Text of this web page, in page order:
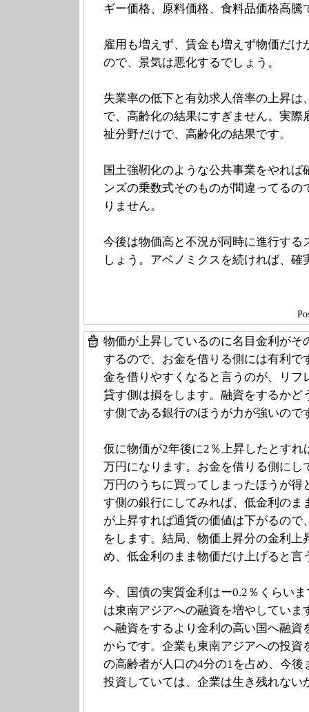
ギー価格、原料価格、食料品価格高騰
雇用も増えず、賃金も増えず物価だ
ので、景気は悪化するでしょう。
失業率の低下と有効求人倍率の上昇は
で、高齢化の結果にすぎません。実際
祉分野だけで、高齢化の結果です。
国土強靭化のような公共事業をやれ
ンズの乗数式そのものが間違ってる
りません。
今後は物価高と不況が同時に進行する
しょう。アベノミクスを続ければ、確
物価が上昇しているのに名目金利がそ
するので、お金を借りる側には有利で
金を借りやすくなると言うのが、リフ
貸す側は損をします。融資をするかど
す側である銀行のほうが力が強いので
仮に物価が2年後に2％上昇したとすれ
万円になります。お金を借りる側にし
万円のうちに買ってしまったほうが得
す側の銀行にしてみれば、低金利のま
が上昇すれば通貨の価値は下がるので
をします。結局、物価上昇分の金利
め、低金利のまま物価だけ上げると言
今、国債の実質金利はー0.2％くらい
は東南アジアへの融資を増やしていま
へ融資をするより金利の高い国へ融資
からです。企業も東南アジアへの投資
の高齢者が人口の4分の1を占め、今
投資していては、企業は生き残れない